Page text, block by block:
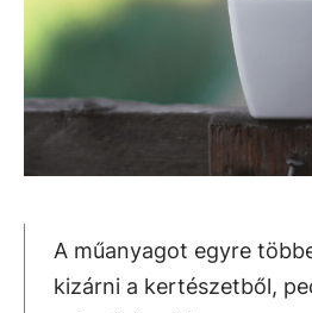
A műanyagot egyre
kizárni a kertészetből,